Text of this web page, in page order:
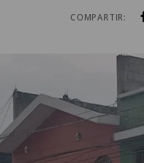
COMPARTIR: